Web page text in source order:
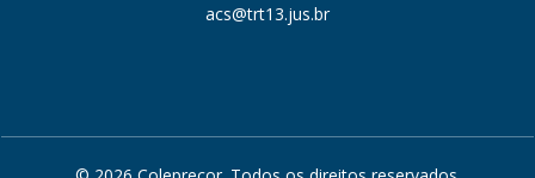
acs@trt13.jus.br